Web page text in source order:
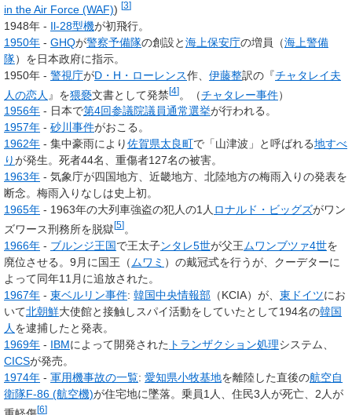
in the Air Force (WAF)) [3]
1948年 - Il-28型機が初飛行。
1950年 - GHQが警察予備隊の創設と海上保安庁の増員（海上警備
隊）を日本政府に指示。
1950年 - 警視庁がD・H・ローレンス作、 伊藤整訳の『チャタレイ夫
人の恋人 』を猥褻文書として発禁[4]。（チャタレー事件）
1956年 - 日本で第4回参議院議員通常選挙が行われる。
1957年 - 砂川事件がおこる。
1962年 - 集中豪雨により佐賀県太良町で「山津波」と呼ばれる地すべ
りが発生。死者44名、重傷者127名の被害。
1963年 - 気象庁が四国地方、近畿地方、北陸地方の梅雨入りの発表を
断念。梅雨入りなしは史上初。
1965年 - 1963年の大列車強盗の犯人の1人 ロナルド・ビッグズがワン
ズワース刑務所を脱獄[5] 。
1966年 - ブルンジ王国で王太子ンタレ5世が父王ムワンブツァ4世を
廃位させる。9月に国王（ ムワミ ）の戴冠式を行うが、クーデターに
よって同年11月に追放された。
1967年 - 東ベルリン事件: 韓国中央情報部 （KCIA）が、 東ドイツにお
いて北朝鮮大使館と接触しスパイ活動をしていたとして194名の韓国
人 を逮捕したと発表。
1969年 - IBMによって開発された トランザクション処理システム、
CICSが発売。
1974年 - 軍用機事故の一覧: 愛知県小牧基地を離陸した直後の航空自
衛隊F-86 (航空機)が住宅地に墜落。乗員1人、住民3人が死亡、2人が
[6]